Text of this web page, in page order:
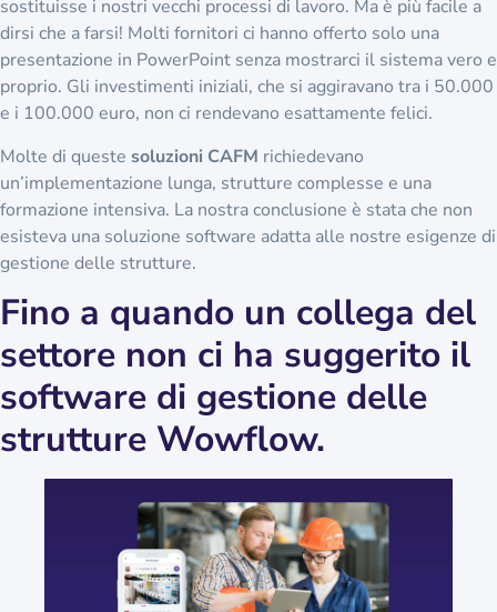
Eravamo alla ricerca di unsoftware CAFMche migliorasse o
sostituisse i nostri vecchi processi di lavoro. Ma è più facile a
dirsi che a farsi! Molti fornitori ci hanno offerto solo una
presentazione in PowerPoint senza mostrarci il sistema vero e
e i 100.000 euro, non ci rendevano esattamente felici.
Molte di questesoluzioni CAFMrichiedevano
un’implementazione lunga, strutture complesse e una
formazione intensiva. La nostra conclusione è stata che non
gestione delle strutture.
Fino a quando un collega del
settore non ci ha suggerito il
software di gestione delle
strutture Wowflow.